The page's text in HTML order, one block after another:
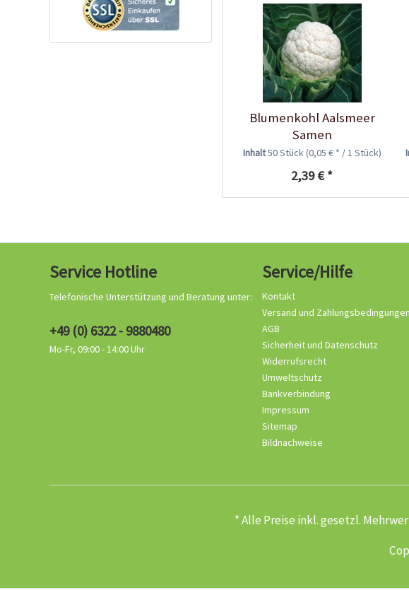
Blumenkohl Aalsmeer
Samen
Inhalt50 Stück(0,05 € * / 1 Stück)
2,39 € *
Service Hotline
Telefonische Unterstützung und Beratung unter:
+49 (0) 6322 - 9880480
Mo-Fr, 09:00 - 14:00 Uhr
Service/Hilfe
Kontakt
Versand und Zahlungsbedingungen
AGB
Sicherheit und Datenschutz
Widerrufsrecht
Umweltschutz
Bankverbindung
Impressum
Sitemap
Bildnachweise
* Alle Preise inkl. gesetzl.